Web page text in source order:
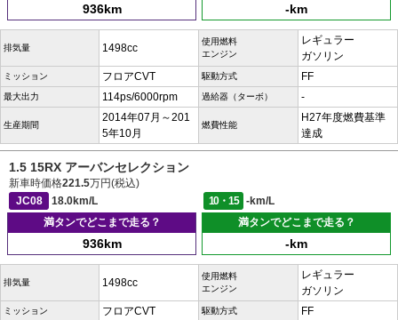
936km -km
排気量 1498cc
使用燃料
エンジン
レギュラー
ガソリン
ミッション フロアCVT 駆動方式 FF
最大出力 114ps/6000rpm 過給器（ターボ） -
生産期間
2014年07月～201
5年10月
燃費性能
H27年度燃費基準
達成
1.5 15RX アーバンセレクション
新車時価格221.5万円(税込)
JC08
18.0km/L 10・15
-km/L
満タンでどこまで走る？
936km
満タンでどこまで走る？
-km
排気量 1498cc
使用燃料
エンジン
レギュラー
ガソリン
ミッション フロアCVT 駆動方式 FF